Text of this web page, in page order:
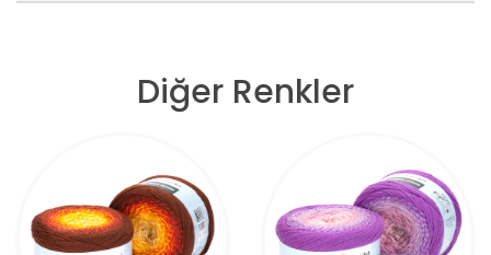
Diğer Renkler